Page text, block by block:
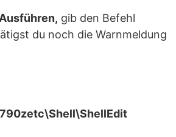
Ausführen, gib den Befehl
du noch die Warnmeldung